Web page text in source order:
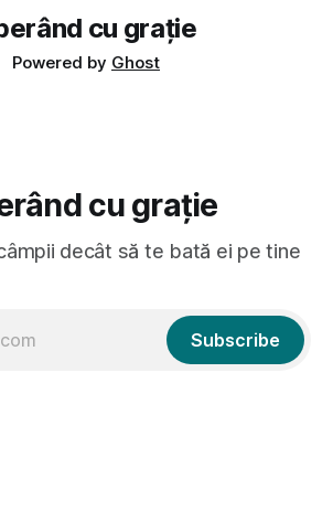
cu grație
Powered by Ghost
cu grație
decât să te bată ei pe tine
Subscribe